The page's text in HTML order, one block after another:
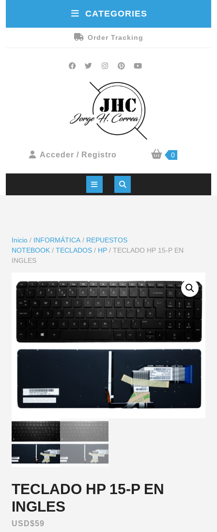
CATEGORIES
Order Tracking
Acceder / Registro 0
Inicio / INFORMÁTICA / REPUESTOS
NOTEBOOK / TECLADOS / HP / TECLADO HP 15-P EN
INGLES
TECLADO HP 15-P EN
INGLES
USD$59